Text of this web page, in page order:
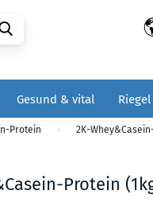
Gesund & vital
Protein » 2K-
Protein